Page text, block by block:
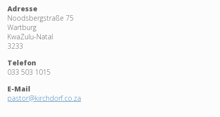
Adresse
Noodsbergstraße 75
Wartburg
KwaZulu-Natal
3233
Telefon
033 503 1015
E-Mail
pastor@kirchdorf.co.za